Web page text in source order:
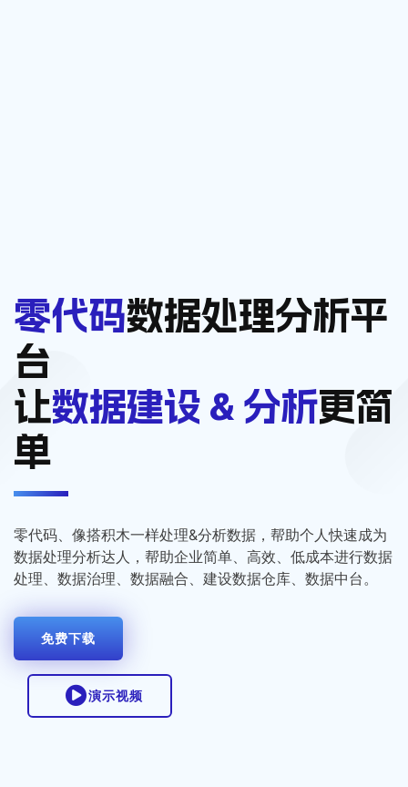
零代码数据处理分析平
台
让数据建设 & 分析更简
单
零代码、像搭积木一样处理&分析数据，帮助个人快速成为
数据处理分析达人，帮助企业简单、高效、低成本进行数据
处理、数据治理、数据融合、建设数据仓库、数据中台。
免费下载
演示视频